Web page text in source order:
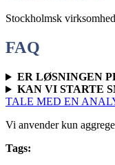
Stockholmsk
FAQ
ER LØSNINGEN
KAN VI STARTE
TALE MED EN
Vi anvender kun
Tags: